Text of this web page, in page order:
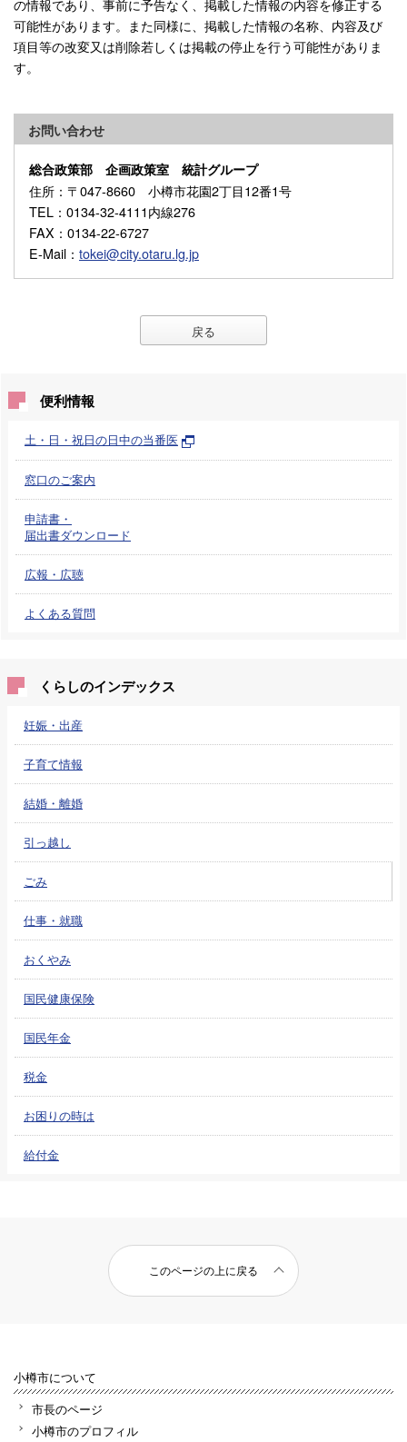
の情報であり、事前に予告なく、掲載した情報の内容を修正する
可能性があります。また同様に、掲載した情報の名称、内容及び
項目等の改変又は削除若しくは掲載の停止を行う可能性がありま
す。
お問い合わせ
総合政策部 企画政策室 統計グループ
住所 ：〒047-8660 小樽市花園2丁目12番1号
TEL ：0134-32-4111内線276
FAX ：0134-22-6727
E-Mail ： tokei@city.otaru.lg.jp
戻る
便利情報
土・日・祝日の日中の当番医
窓口のご案内
申請書・
届出書ダウンロード
広報・広聴
よくある質問
くらしのインデックス
妊娠・出産
子育て情報
結婚・離婚
引っ越し
ごみ
仕事・就職
おくやみ
国民健康保険
国民年金
税金
お困りの時は
給付金
このページの上に戻る
小樽市について
市長のページ
小樽市のプロフィル